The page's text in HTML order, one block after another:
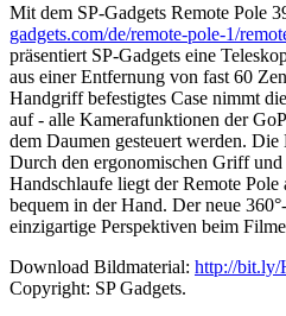
Mit dem SP-Gadgets Remote Pole
gadgets.com/de/remote-pole-1/
präsentiert SP-Gadgets eine
aus einer Entfernung von fast 60
Handgriff befestigtes Case nimmt
auf - alle Kamerafunktionen der
dem Daumen gesteuert werden.
Durch den ergonomischen Griff und
Handschlaufe liegt der Remote Pole
bequem in der Hand. Der neue
einzigartige Perspektiven beim
Download Bildmaterial: http://bit.ly/
Copyright: SP Gadgets.